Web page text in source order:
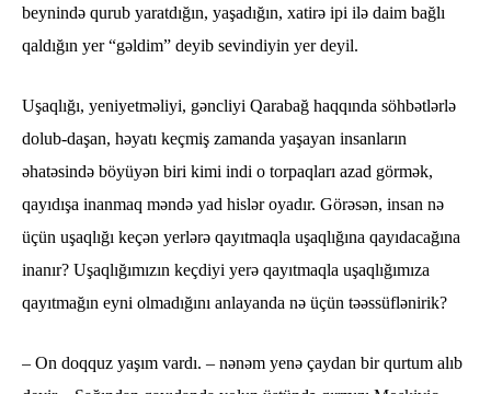
beynində qurub yaratdığın, yaşadığın, xatirə ipi ilə daim bağlı
qaldığın yer “gəldim” deyib sevindiyin yer deyil.
Uşaqlığı, yeniyetməliyi, gəncliyi Qarabağ haqqında söhbətlərlə
dolub-daşan, həyatı keçmiş zamanda yaşayan insanların
əhatəsində böyüyən biri kimi indi o torpaqları azad görmək,
qayıdışa inanmaq məndə yad hislər oyadır. Görəsən, insan nə
üçün uşaqlığı keçən yerlərə qayıtmaqla uşaqlığına qayıdacağına
inanır? Uşaqlığımızın keçdiyi yerə qayıtmaqla uşaqlığımıza
qayıtmağın eyni olmadığını anlayanda nə üçün təəssüflənirik?
– On doqquz yaşım vardı. – nənəm yenə çaydan bir qurtum alıb